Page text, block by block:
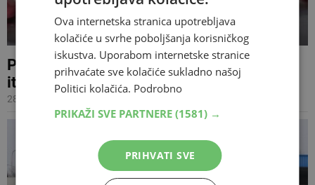
PIJETE TABLETE BEZ VODE? To može biti
itekako opasno
28.11.2019 07:16
Ova internetska stranica upotrebljava
kolačiće u svrhe poboljšanja korisničkog
iskustva. Uporabom internetske stranice
prihvaćate sve kolačiće sukladno našoj
Politici kolačića. Podrobno
PRIKAŽI SVE PARTNERE (1581) →
PRIHVATI SVE